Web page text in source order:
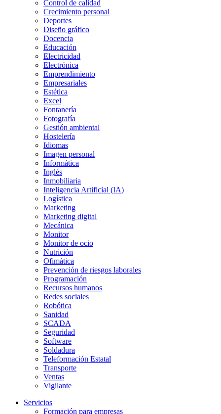
Control de calidad
Crecimiento personal
Deportes
Diseño gráfico
Docencia
Educación
Electricidad
Electrónica
Emprendimiento
Empresariales
Estética
Excel
Fontanería
Fotografía
Gestión ambiental
Hostelería
Idiomas
Imagen personal
Informática
Inglés
Inmobiliaria
Inteligencia Artificial (IA)
Logística
Marketing
Marketing digital
Mecánica
Monitor
Monitor de ocio
Nutrición
Ofimática
Prevención de riesgos laborales
Programación
Recursos humanos
Redes sociales
Robótica
Sanidad
SCADA
Seguridad
Software
Soldadura
Teleformación Estatal
Transporte
Ventas
Vigilante
Servicios
Formación para empresas